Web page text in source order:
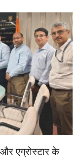
एग्रोस्टार के